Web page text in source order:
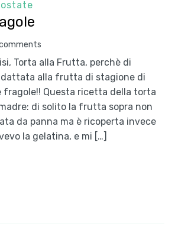
Torta alla Frutta, perchè di
alla frutta di stagione di
fragole!! Questa ricetta della torta
di solito la frutta sopra non
da panna ma è ricoperta invece
la gelatina, e mi […]